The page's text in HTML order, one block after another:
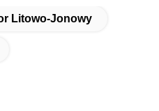
Litowo-Jonowy